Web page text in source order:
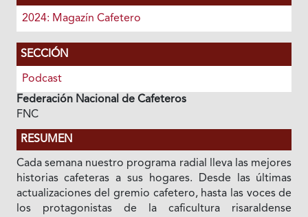
2024: Magazín Cafetero
SECCIÓN
Podcast
Federación Nacional de Cafeteros
FNC
RESUMEN
Cada semana nuestro programa radial lleva las mejores
historias cafeteras a sus hogares. Desde las últimas
actualizaciones del gremio cafetero, hasta las voces de
los protagonistas de la caficultura risaraldense